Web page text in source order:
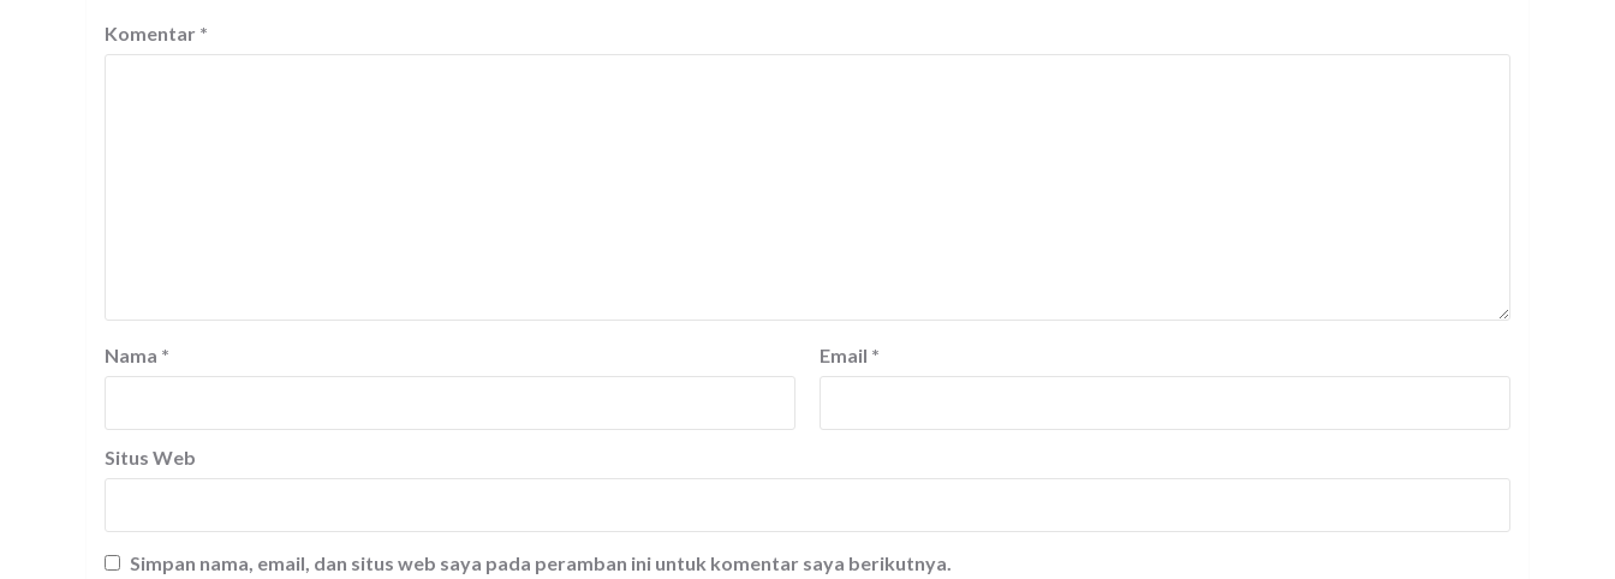
Komentar *
Nama * Email *
Situs Web
Simpan nama, email, dan situs web saya pada peramban ini untuk komentar saya berikutnya.